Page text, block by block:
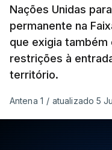
Nações Unidas
permanente na
que exigia
restrições à
território.
Antena 1 / atualizado 5